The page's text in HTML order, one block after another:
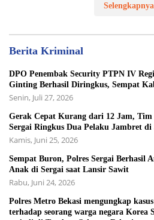
Selengkapnya
Berita Kriminal
DPO Penembak Security PTPN IV
Ginting Berhasil Diringkus, Sempat
Senin, Juli 27, 2026
Gerak Cepat Kurang dari 12 Jam, Tim
Sergai Ringkus Dua Pelaku Jambret di
Kamis, Juni 25, 2026
Sempat Buron, Polres Sergai Berhasil
Anak di Sergai saat Lansir Sawit
Rabu, Juni 24, 2026
Polres Metro Bekasi mengungkap
terhadap seorang warga negara Korea